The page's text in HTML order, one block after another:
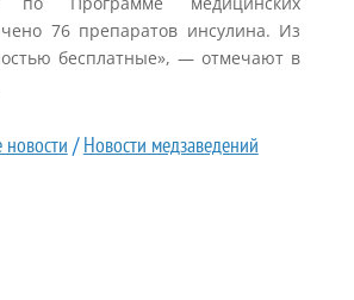
76 препаратов инсулина. Из
бесплатные», — отмечают в
/Новости медзаведений